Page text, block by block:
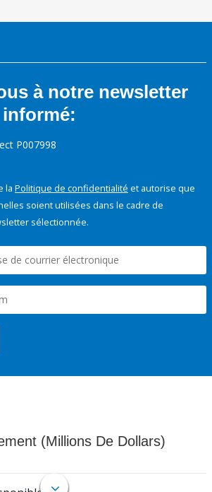
à notre newsletter
P007998
la Politique de confidentialité et autorise que
soient utilisées dans le cadre de
sélectionnée.
(Millions De Dollars)